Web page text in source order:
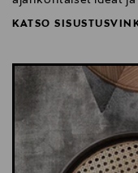
Kuljetusmitta: 31,5 cm
Materiaali: Alumiini
Jalkojen osien
Jalkojen lukot: 4
KATSO
KATSO